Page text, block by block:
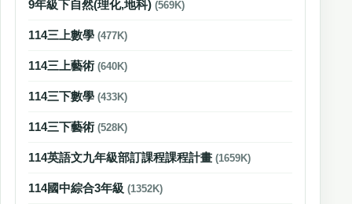
9年級下自然(理化,地科) (569K)
114三上數學 (477K)
114三上藝術 (640K)
114三下數學 (433K)
114三下藝術 (528K)
114英語文九年級部訂課程課程計畫 (1659K)
114國中綜合3年級 (1352K)